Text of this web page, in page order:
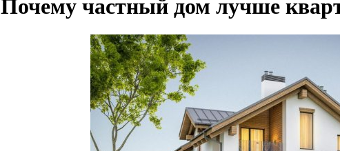
Почему частный дом лучше